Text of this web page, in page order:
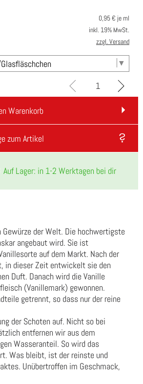
0,95€ je ml
inkl. 19% MwSt.
zzgl. Versand
Warenkorb
zum Artikel
Auf Lager: in 1-2 Werktagen bei dir
der Welt. Die hochwertigste
angebaut wird. Sie ist
auf dem Markt. Nach der
in dieser Zeit entwickelt sie den
Duft. Danach wird die Vanille
(Vanillemark) gewonnen.
getrennt, so dass nur der reine
der Schoten auf. Nicht so bei
entfernen wir aus dem
Wasseranteil. So wird das
Was bleibt, ist der reinste und
Unübertroffen im Geschmack,